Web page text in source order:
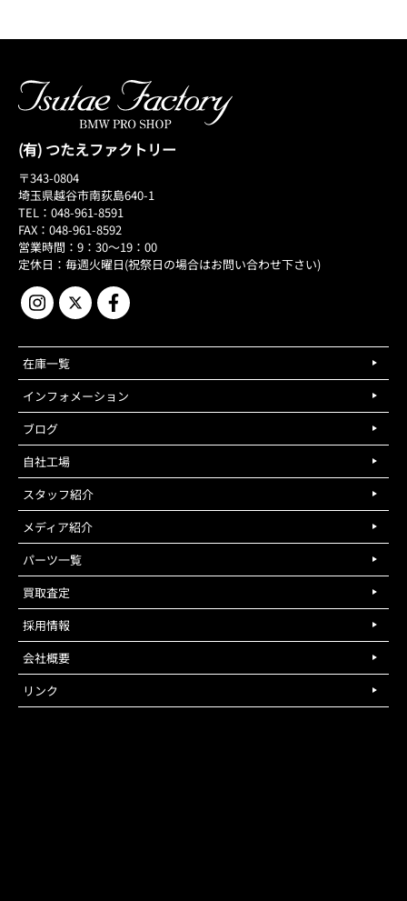
(有) つたえファクトリー
〒343-0804
埼玉県越谷市南荻島640-1
TEL：048-961-8591
FAX：048-961-8592
営業時間：9：30～19：00
定休日：毎週火曜日(祝祭日の場合はお問い合わせ下さい)
在庫一覧
インフォメーション
ブログ
自社工場
スタッフ紹介
メディア紹介
パーツ一覧
買取査定
採用情報
会社概要
リンク